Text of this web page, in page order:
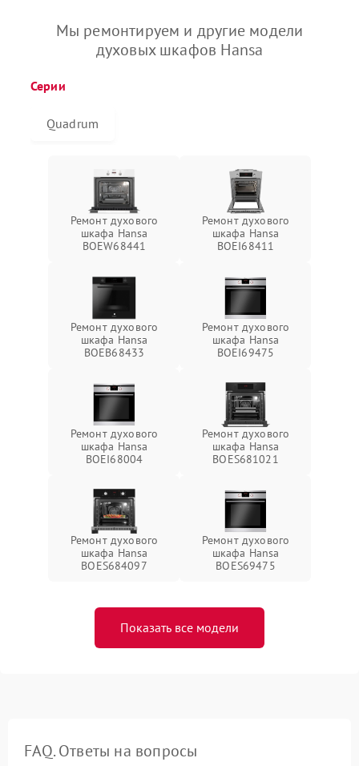
Мы ремонтируем и другие модели
духовых шкафов Hansa
Серии
Quadrum
Ремонт духового
шкафа Hansa
BOEW68441
Ремонт духового
шкафа Hansa
BOEI68411
Ремонт духового
шкафа Hansa
BOEB68433
Ремонт духового
шкафа Hansa
BOEI69475
Ремонт духового
шкафа Hansa
BOEI68004
Ремонт духового
шкафа Hansa
BOES681021
Ремонт духового
шкафа Hansa
BOES684097
Ремонт духового
шкафа Hansa
BOES69475
Показать все модели
FAQ. Ответы на вопросы